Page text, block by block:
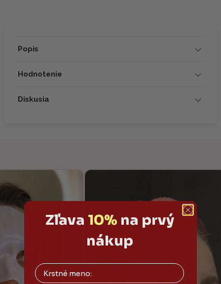
Popis
Hodnotenie
Diskusia
Zľava 10% na prvý
nákup